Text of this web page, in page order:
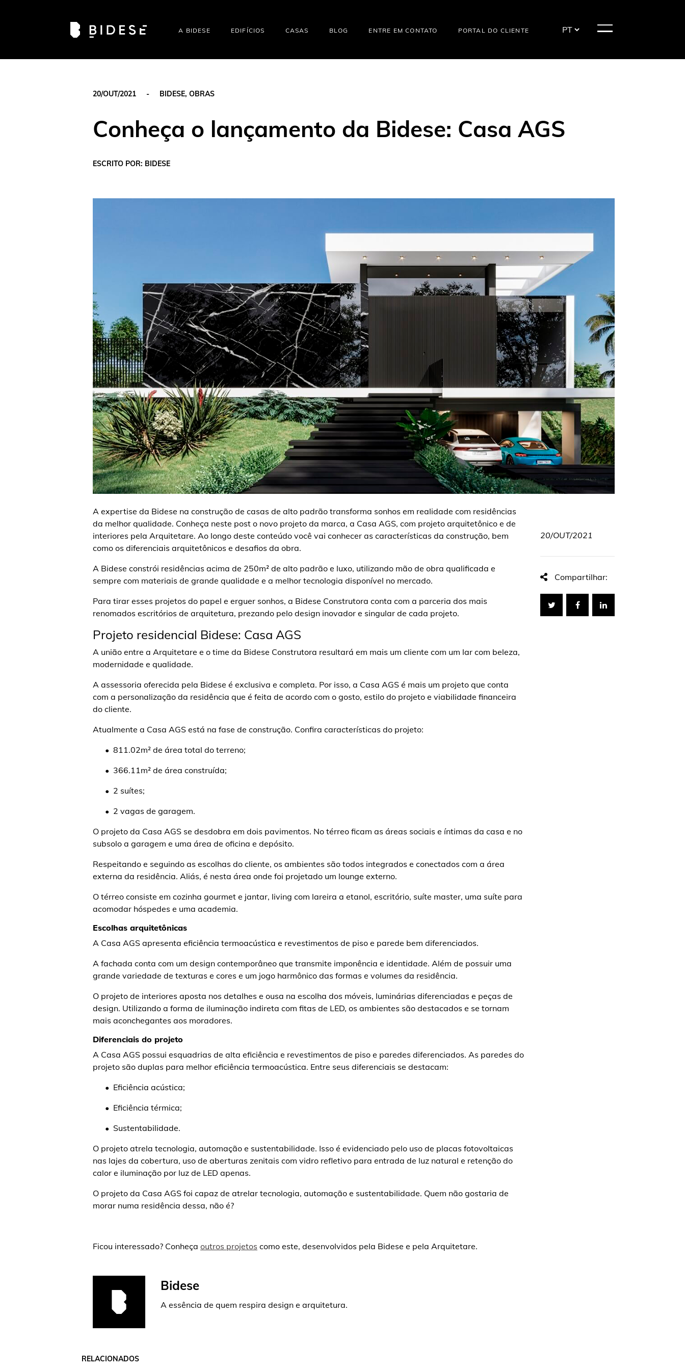
A BIDESE EDIFÍCIOS CASAS BLOG ENTRE EM CONTATO PORTAL DO CLIENTE
Casa MSE
20/OUT/2021 - BIDESE, OBRAS
Conheça o lançamento da Bidese: Casa AGS
ESCRITO POR: BIDESE
A expertise da Bidese na construção de casas de alto padrão transforma sonhos em realidade com residências
da melhor qualidade. Conheça neste post o novo projeto da marca, a Casa AGS, com projeto arquitetônico e de
interiores pela Arquitetare. Ao longo deste conteúdo você vai conhecer as características da construção, bem
como os diferenciais arquitetônicos e desafios da obra.
A Bidese constrói residências acima de 250m² de alto padrão e luxo, utilizando mão de obra qualificada e
sempre com materiais de grande qualidade e a melhor tecnologia disponível no mercado.
Para tirar esses projetos do papel e erguer sonhos, a Bidese Construtora conta com a parceria dos mais
renomados escritórios de arquitetura, prezando pelo design inovador e singular de cada projeto.
Projeto residencial Bidese: Casa AGS
A união entre a Arquitetare e o time da Bidese Construtora resultará em mais um cliente com um lar com beleza,
modernidade e qualidade.
A assessoria oferecida pela Bidese é exclusiva e completa. Por isso, a Casa AGS é mais um projeto que conta
com a personalização da residência que é feita de acordo com o gosto, estilo do projeto e viabilidade financeira
do cliente.
Atualmente a Casa AGS está na fase de construção. Confira características do projeto:
• 811.02m² de área total do terreno;
• 366.11m² de área construída;
• 2 suítes;
• 2 vagas de garagem.
O projeto da Casa AGS se desdobra em dois pavimentos. No térreo ficam as áreas sociais e íntimas da casa e no
subsolo a garagem e uma área de oficina e depósito.
Respeitando e seguindo as escolhas do cliente, os ambientes são todos integrados e conectados com a área
externa da residência. Aliás, é nesta área onde foi projetado um lounge externo.
O térreo consiste em cozinha gourmet e jantar, living com lareira a etanol, escritório, suíte master, uma suíte para
acomodar hóspedes e uma academia.
Escolhas arquitetônicas
A Casa AGS apresenta eficiência termoacústica e revestimentos de piso e parede bem diferenciados.
A fachada conta com um design contemporâneo que transmite imponência e identidade. Além de possuir uma
grande variedade de texturas e cores e um jogo harmônico das formas e volumes da residência.
O projeto de interiores aposta nos detalhes e ousa na escolha dos móveis, luminárias diferenciadas e peças de
design. Utilizando a forma de iluminação indireta com fitas de LED, os ambientes são destacados e se tornam
mais aconchegantes aos moradores.
Diferenciais do projeto
A Casa AGS possui esquadrias de alta eficiência e revestimentos de piso e paredes diferenciados. As paredes do
projeto são duplas para melhor eficiência termoacústica. Entre seus diferenciais se destacam:
• Eficiência acústica;
• Eficiência térmica;
• Sustentabilidade.
O projeto atrela tecnologia, automação e sustentabilidade. Isso é evidenciado pelo uso de placas fotovoltaicas
nas lajes da cobertura, uso de aberturas zenitais com vidro refletivo para entrada de luz natural e retenção do
calor e iluminação por luz de LED apenas.
O projeto da Casa AGS foi capaz de atrelar tecnologia, automação e sustentabilidade. Quem não gostaria de
morar numa residência dessa, não é?
Ficou interessado? Conheça outros projetos como este, desenvolvidos pela Bidese e pela Arquitetare.
20/OUT/2021
Compartilhar:
Bidese
A essência de quem respira design e arquitetura.
RELACIONADOS